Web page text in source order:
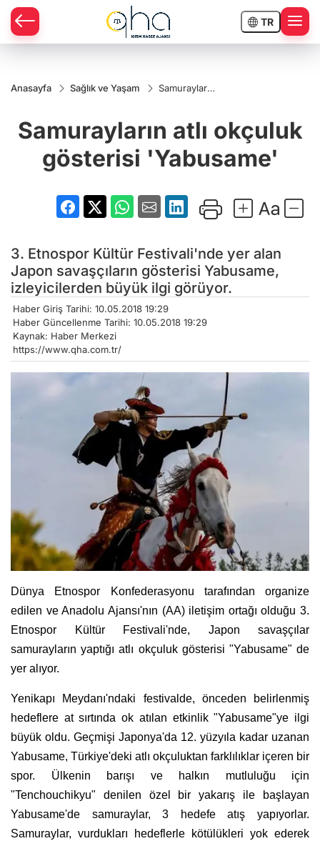
TR
Anasayfa Sağlık ve Yaşam
Samurayların
'Yabusame'
Samurayların atlı okçuluk
gösterisi 'Yabusame'
3. Etnospor Kültür Festivali'nde yer alan
Japon savaşçıların gösterisi Yabusame,
izleyicilerden büyük ilgi görüyor.
Haber Giriş Tarihi: 10.05.2018 19:29
Haber Güncellenme Tarihi: 10.05.2018 19:29
Kaynak: Haber Merkezi
https://www.qha.com.tr/
Dünya Etnospor Konfederasyonu tarafından organize
edilen ve Anadolu Ajansı'nın (AA) iletişim ortağı olduğu 3.
Etnospor Kültür Festivali'nde, Japon savaşçılar
samurayların yaptığı atlı okçuluk gösterisi "Yabusame" de
yer alıyor.
Yenikapı Meydanı'ndaki festivalde, önceden belirlenmiş
hedeflere at sırtında ok atılan etkinlik "Yabusame"ye ilgi
büyük oldu. Geçmişi Japonya'da 12. yüzyıla kadar uzanan
Yabusame, Türkiye'deki atlı okçuluktan farklılıklar içeren bir
spor. Ülkenin barışı ve halkın mutluluğu için
"Tenchouchikyu" denilen özel bir yakarış ile başlayan
Yabusame'de samuraylar, 3 hedefe atış yapıyorlar.
Samuraylar, vurdukları hedeflerle kötülükleri yok ederek